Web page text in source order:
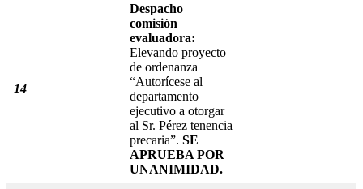
14
Despacho
comisión
evaluadora:
Elevando proyecto
de ordenanza
“Autorícese al
departamento
ejecutivo a otorgar
al Sr. Pérez tenencia
precaria”. SE
APRUEBA POR
UNANIMIDAD.